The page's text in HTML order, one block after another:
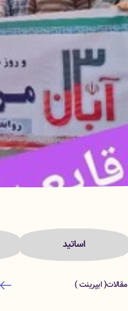
اساتید
ایپرینت )